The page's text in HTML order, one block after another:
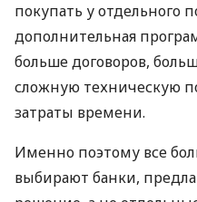
покупать у отдельного
дополнительная
больше договоров,
сложную техническую
затраты времени.
Именно поэтому все
выбирают банки,